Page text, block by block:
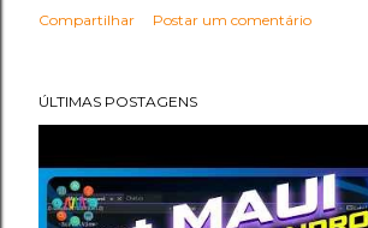
Compartilhar Postar um comentário
ÚLTIMAS POSTAGENS